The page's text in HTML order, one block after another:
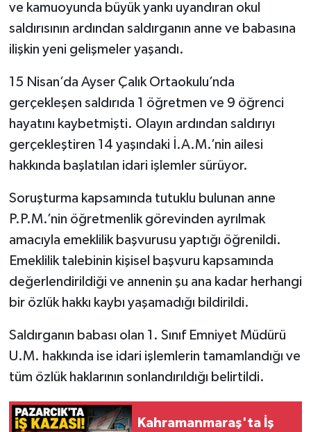
ve kamuoyunda büyük yankı uyandıran okul
saldırısının ardından saldırganın anne ve babasına
ilişkin yeni gelişmeler yaşandı.
15 Nisan’da Ayser Çalık Ortaokulu’nda
gerçekleşen saldırıda 1 öğretmen ve 9 öğrenci
hayatını kaybetmişti. Olayın ardından saldırıyı
gerçekleştiren 14 yaşındaki İ.A.M.’nin ailesi
hakkında başlatılan idari işlemler sürüyor.
Soruşturma kapsamında tutuklu bulunan anne
P.P.M.’nin öğretmenlik görevinden ayrılmak
amacıyla emeklilik başvurusu yaptığı öğrenildi.
Emeklilik talebinin kişisel başvuru kapsamında
değerlendirildiği ve annenin şu ana kadar herhangi
bir özlük hakkı kaybı yaşamadığı bildirildi.
Saldırganın babası olan 1. Sınıf Emniyet Müdürü
U.M. hakkında ise idari işlemlerin tamamlandığı ve
tüm özlük haklarının sonlandırıldığı belirtildi.
Kahramanmaraş'ta İş
MEDYA
ÜÇÜNCÜ SAYFA
BİLİMNET
Yemek
SİVİL TOPLUM
SEÇİM 2014
KİM KİMDİR
ÇEK GÖNDER
KİTAP
HEDEF2020
OTOMOBİL